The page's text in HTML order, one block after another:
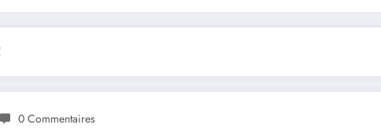
0 Commentaires